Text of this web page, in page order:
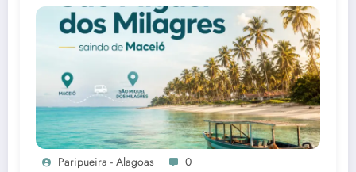
Paripueira - Alagoas 0